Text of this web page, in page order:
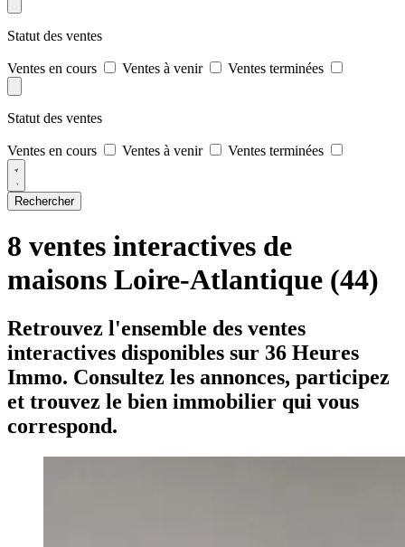
Statut des ventes
Ventes en cours Ventes à venir Ventes terminées
Statut des ventes
Ventes en cours Ventes à venir Ventes terminées
Rechercher
8 ventes interactives de
maisons Loire-Atlantique (44)
Retrouvez l'ensemble des ventes
interactives disponibles sur 36 Heures
Immo. Consultez les annonces, participez
et trouvez le bien immobilier qui vous
correspond.